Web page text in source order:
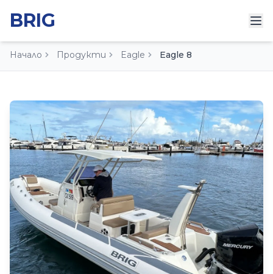
BRIG
Начало Продукти Eagle Eagle 8